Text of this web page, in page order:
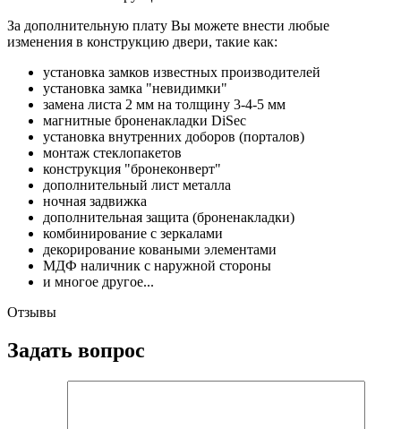
За дополнительную плату Вы можете внести любые
изменения в конструкцию двери, такие как:
установка замков известных производителей
установка замка "невидимки"
замена листа 2 мм на толщину 3-4-5 мм
магнитные броненакладки DiSec
установка внутренних доборов (порталов)
монтаж стеклопакетов
конструкция "бронеконверт"
дополнительный лист металла
ночная задвижка
дополнительная защита (броненакладки)
комбинирование с зеркалами
декорирование коваными элементами
МДФ наличник с наружной стороны
и многое другое...
Отзывы
Задать вопрос